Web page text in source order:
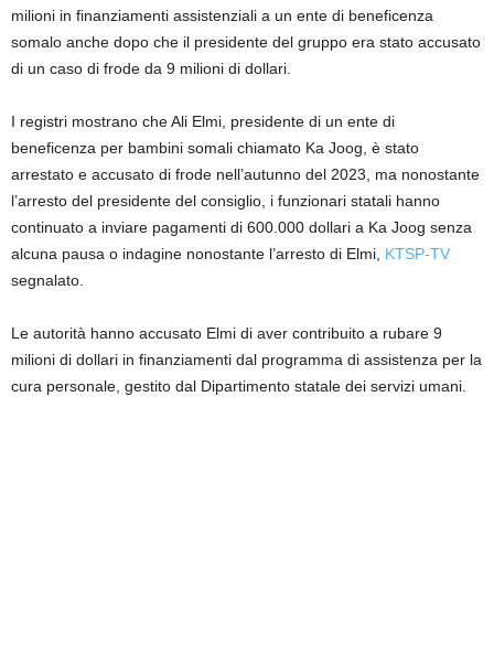
milioni in finanziamenti assistenziali a un ente di beneficenza
somalo anche dopo che il presidente del gruppo era stato accusato
di un caso di frode da 9 milioni di dollari.
I registri mostrano che Ali Elmi, presidente di un ente di
beneficenza per bambini somali chiamato Ka Joog, è stato
arrestato e accusato di frode nell’autunno del 2023, ma nonostante
l’arresto del presidente del consiglio, i funzionari statali hanno
continuato a inviare pagamenti di 600.000 dollari a Ka Joog senza
alcuna pausa o indagine nonostante l’arresto di Elmi, KTSP-TV
segnalato.
Le autorità hanno accusato Elmi di aver contribuito a rubare 9
milioni di dollari in finanziamenti dal programma di assistenza per la
cura personale, gestito dal Dipartimento statale dei servizi umani.